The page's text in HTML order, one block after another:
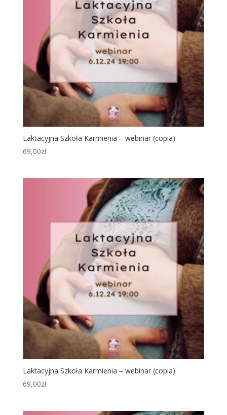
Laktacyjna Szkoła Karmienia – webinar (copia)
69,00zł
Laktacyjna Szkoła Karmienia – webinar (copia)
69,00zł